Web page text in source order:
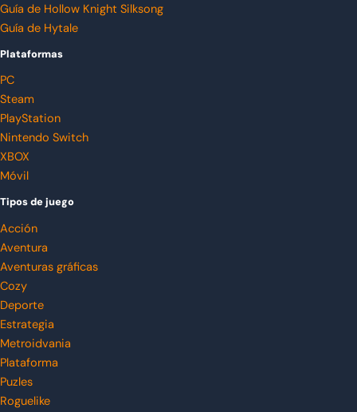
Guía de Hollow Knight Silksong
Guía de Hytale
Plataformas
PC
Steam
PlayStation
Nintendo Switch
XBOX
Móvil
Tipos de juego
Acción
Aventura
Aventuras gráficas
Cozy
Deporte
Estrategia
Metroidvania
Plataforma
Puzles
Roguelike